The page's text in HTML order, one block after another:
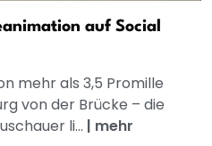
auf Social
mehr als 3,5 Promille
von der Brücke – die
li... | mehr